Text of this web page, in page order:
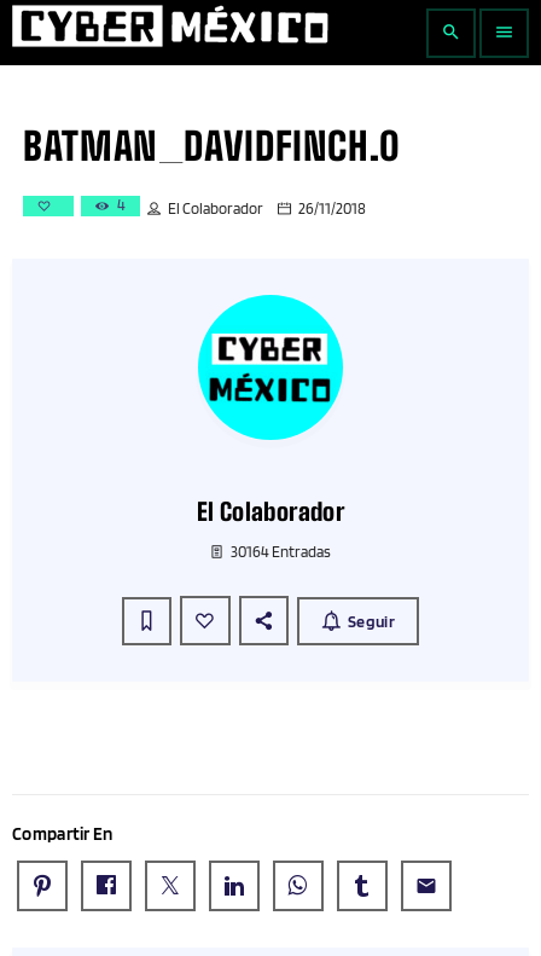
search menu
BATMAN_DAVIDFINCH.0
4 El Colaborador 26/11/2018
El Colaborador
30164 Entradas
Seguir
Compartir En
email